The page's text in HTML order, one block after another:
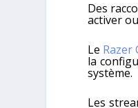
Des
activer
Le Razer
la
système.
Les